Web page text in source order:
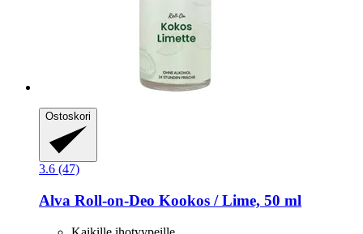
Ostoskori
3.6 (47)
Alva Roll-​on-​Deo Kookos / Lime, 50 ml